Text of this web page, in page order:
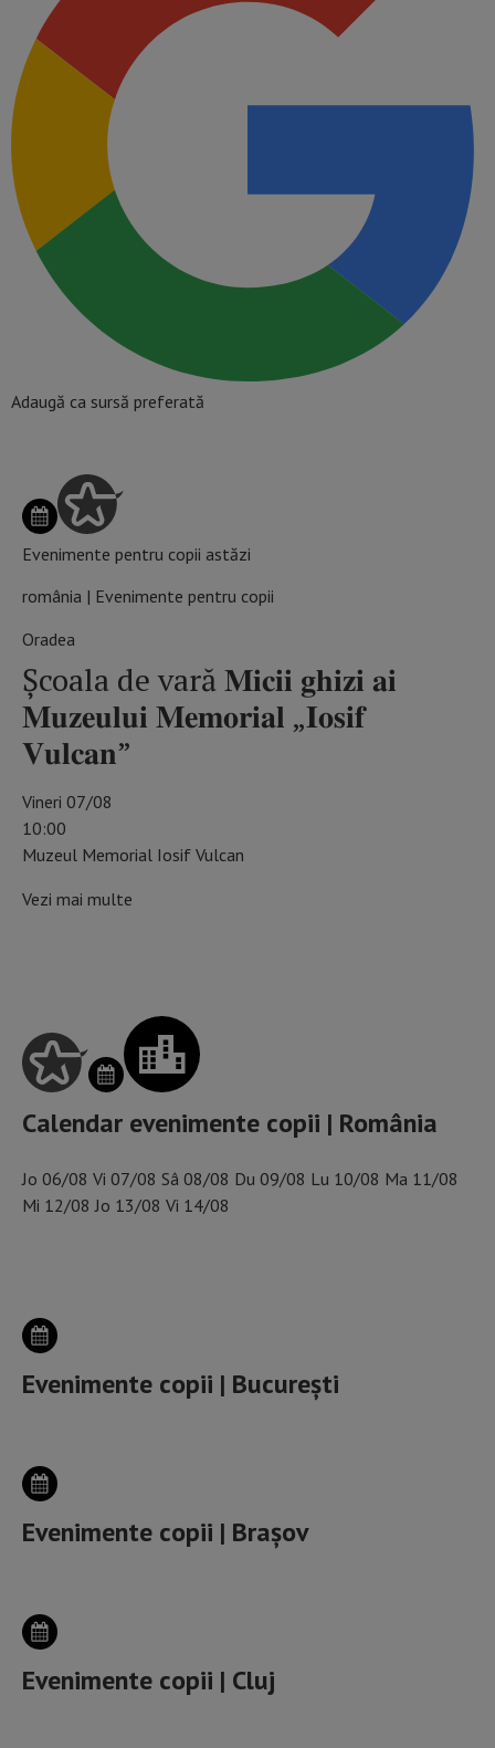
Adaugă ca sursă preferată
Evenimente pentru copii astăzi
românia | Evenimente pentru copii
Oradea
Școala de vară 𝐌𝐢𝐜𝐢𝐢 𝐠𝐡𝐢𝐳𝐢 𝐚𝐢
𝐌𝐮𝐳𝐞𝐮𝐥𝐮𝐢 𝐌𝐞𝐦𝐨𝐫𝐢𝐚𝐥 „𝐈𝐨𝐬𝐢𝐟
𝐕𝐮𝐥𝐜𝐚𝐧”
Vineri 07/08
10:00
Muzeul Memorial Iosif Vulcan
Vezi mai multe
Calendar evenimente copii | România
Jo 06/08 Vi 07/08 Sâ 08/08 Du 09/08 Lu 10/08 Ma 11/08
Mi 12/08 Jo 13/08 Vi 14/08
Evenimente copii | București
Evenimente copii | Brașov
Evenimente copii | Cluj